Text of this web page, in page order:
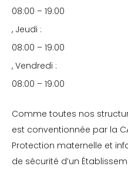
08:00 – 19:00
, Jeudi :
08:00 – 19:00
, Vendredi :
08:00 – 19:00
Comme toutes nos
est conventionnée par la
Protection maternelle et
de sécurité d’un